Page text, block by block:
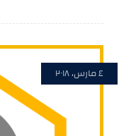
٤ مارس، ٢٠١٨